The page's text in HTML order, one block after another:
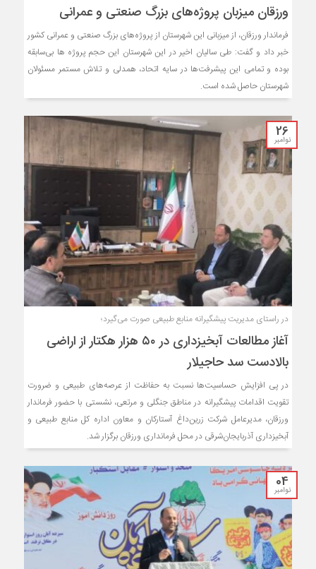
ورزقان میزبان پروژه‌های بزرگ صنعتی و عمرانی
فرماندار ورزقان، از میزبانی این شهرستان از پروژه‌های بزرگ صنعتی و عمرانی کشور
خبر داد و گفت: طی سالیان اخیر در این شهرستان این حجم پروژه ها بی‌سابقه
بوده و تمامی این پیشرفت‌ها در سایه اتحاد، همدلی و تلاش مستمر مسئولان
شهرستان حاصل شده است.
26
نوامبر
در راستای مدیریت پیشگیرانه منابع طبیعی صورت می‌گیرد؛
آغاز مطالعات آبخیزداری در ۵۰ هزار هکتار از اراضی
بالادست سد حاجیلار
در پی افزایش حساسیت‌ها نسبت به حفاظت از عرصه‌های طبیعی و ضرورت
تقویت اقدامات پیشگیرانه در مناطق جنگلی و مرتعی، نشستی با حضور فرماندار
ورزقان، مدیرعامل شرکت زرین‌داغ آستارکان و معاون اداره کل منابع طبیعی و
آبخیزداری آذربایجان‌شرقی در محل فرمانداری ورزقان برگزار شد.
04
نوامبر